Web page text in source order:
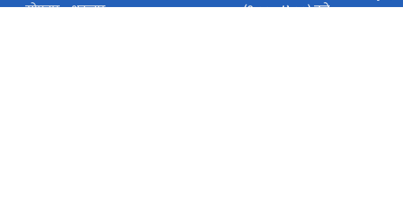
सोमबार - शुक्रबार
(९:०० - ४:००) बजे